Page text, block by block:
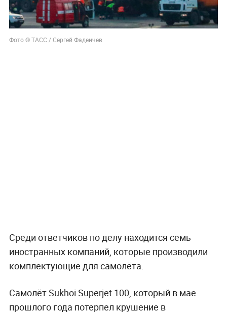
Фото © ТАСС / Сергей Фадеичев
Среди ответчиков по делу находится семь
иностранных компаний, которые производили
комплектующие для самолёта.
Самолёт Sukhoi Superjet 100, который в мае
прошлого года потерпел крушение в